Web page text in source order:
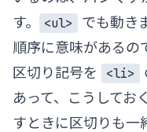
す。
<ul>
でも動き
順序に意味があるの
区切り記号を
<li>
あって、こうしてお
すときに区切りも一